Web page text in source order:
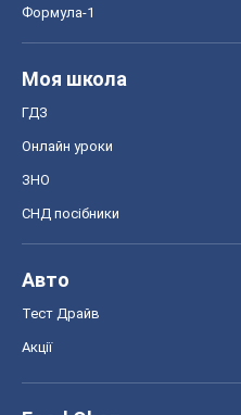
Формула-1
Моя школа
ГДЗ
Онлайн уроки
ЗНО
СНД посібники
Авто
Тест Драйв
Акції